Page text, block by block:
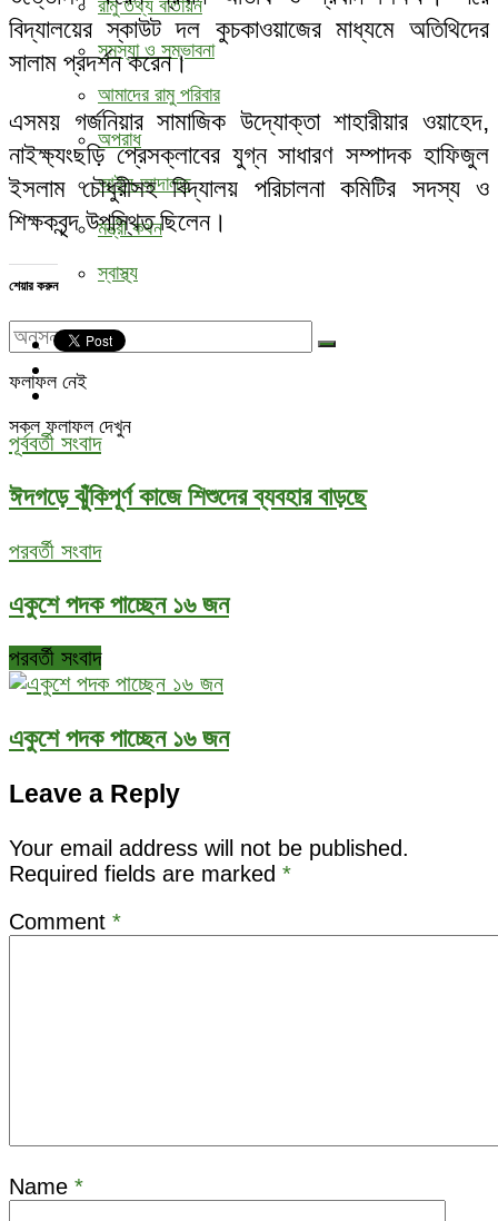
রামু তথ্য বাতায়ন
সমস্যা ও সম্ভাবনা
আমাদের রামু পরিবার
অপরাধ
আইন-আদালত
মন্ত্রী কথন
স্বাস্থ্য
ফলাফল নেই
সকল ফলাফল দেখুন
বিদ্যালয়ের স্কাউট দল কুচকাওয়াজের মাধ্যমে অতিথিদের
সালাম প্রদর্শন করেন।
এসময় গর্জনিয়ার সামাজিক উদ্যোক্তা শাহারীয়ার ওয়াহেদ,
নাইক্ষ্যংছড়ি প্রেসক্লাবের যুগ্ন সাধারণ সম্পাদক হাফিজুল
ইসলাম চৌধুরীসহ বিদ্যালয় পরিচালনা কমিটির সদস্য ও
শিক্ষকবৃন্দ উপস্থিত ছিলেন।
শেয়ার করুন
পূর্ববর্তী সংবাদ
ঈদগড়ে ঝুঁকিপূর্ণ কাজে শিশুদের ব্যবহার বাড়ছে
পরবর্তী সংবাদ
একুশে পদক পাচ্ছেন ১৬ জন
পরবর্তী সংবাদ
একুশে পদক পাচ্ছেন ১৬ জন
Leave a Reply
Your email address will not be published.
Required fields are marked *
Comment *
Name *